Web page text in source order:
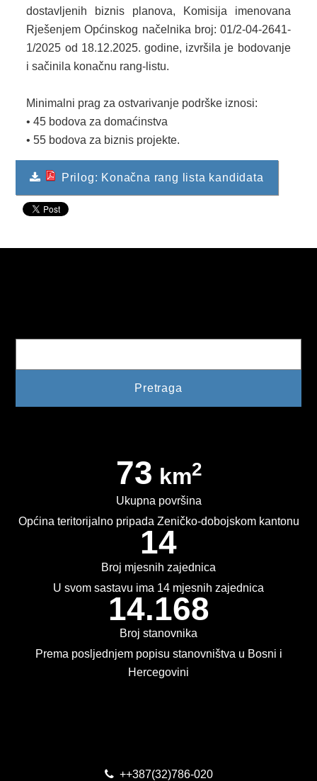
dostavljenih biznis planova, Komisija imenovana
Rješenjem Općinskog načelnika broj: 01/2-04-2641-
1/2025 od 18.12.2025. godine, izvršila je bodovanje
i sačinila konačnu rang-listu.
Minimalni prag za ostvarivanje podrške iznosi:
• 45 bodova za domaćinstva
• 55 bodova za biznis projekte.
Prilog: Konačna rang lista kandidata
73 km2
Ukupna površina
Općina teritorijalno pripada Zeničko-dobojskom kantonu
14
Broj mjesnih zajednica
U svom sastavu ima 14 mjesnih zajednica
14.168
Broj stanovnika
Prema posljednjem popisu stanovništva u Bosni i
Hercegovini
++387(32)786-020
SLUŽBA ZA PROSTORNO UREĐENJE
SLUŽBA ZA PRIVREDU
KONKURSI
OBAVJEŠTENJA
OGLASI
JAVNI POZIVI
REALIZACIJA UGOVORA
KONKURSI ZA IZRADU IDEJNOG RJEŠENJA
OIK